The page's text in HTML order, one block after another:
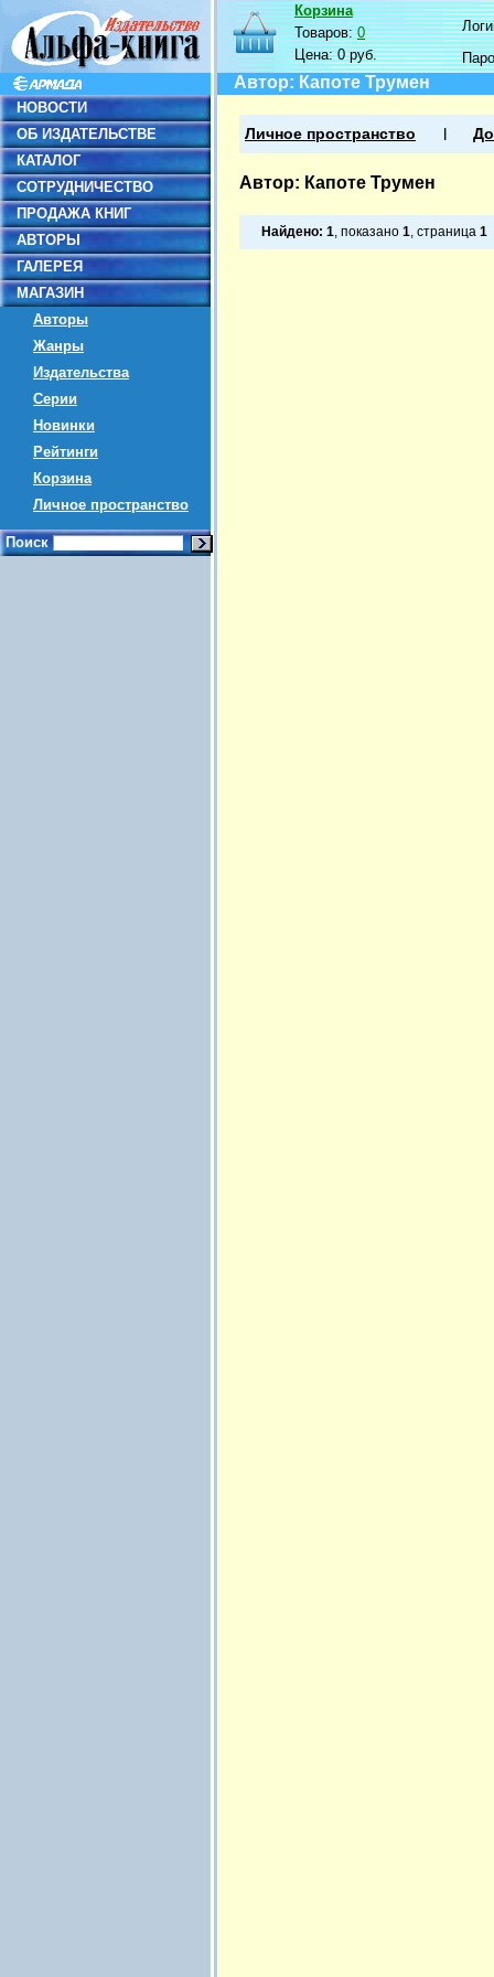
НОВОСТИ
ОБ ИЗДАТЕЛЬСТВЕ
КАТАЛОГ
СОТРУДНИЧЕСТВО
ПРОДАЖА КНИГ
АВТОРЫ
ГАЛЕРЕЯ
МАГАЗИН
Авторы
Жанры
Издательства
Серии
Новинки
Рейтинги
Корзина
Личное пространство
Поиск
Корзина
Товаров:0
Цена:0 руб.
Автор: Капоте Трумен
Личное пространство
Автор: Капоте Трумен
Найдено: 1, показано 1, страница 1